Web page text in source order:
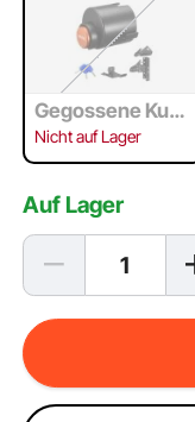
Gegossene Kuge
lkupplung
Nicht auf Lager
Auf Lager